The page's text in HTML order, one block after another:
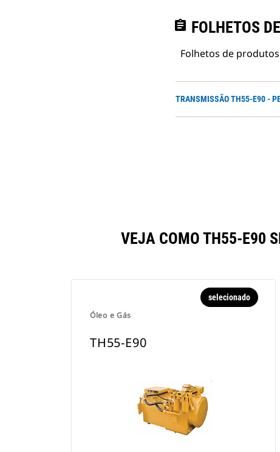
assignment FOLHETOS
Folhetos de
TRANSMISSÃO TH55-E90 -
VEJA COMO TH55-E90
Óleo e Gás
selecionado
TH55-E90